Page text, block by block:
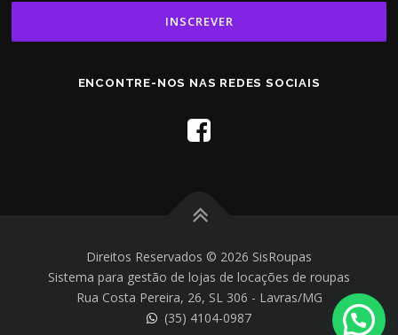
ENCONTRE-NOS NAS REDES SOCIAIS
Direitos Reservados © 2026 SisRoupas
Sistema para gestão de lojas de locações de roupas
Rua Costa Pereira, 26, SL 306 - Lavras/MG
(35) 4104-0987